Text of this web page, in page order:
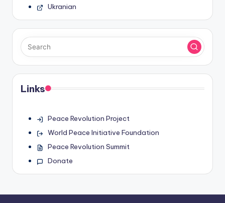
Ukranian
Links
Peace Revolution Project
World Peace Initiative Foundation
Peace Revolution Summit
Donate